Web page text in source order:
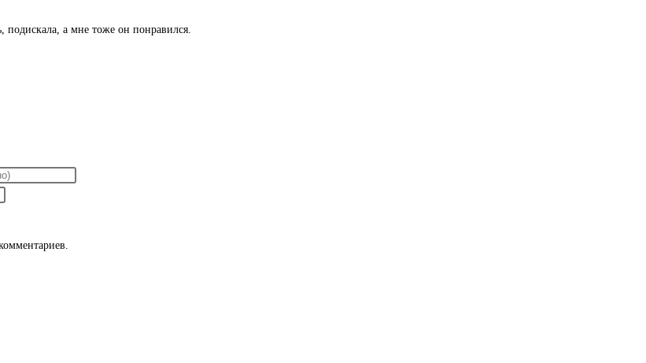
подискала, а мне тоже он понравился.